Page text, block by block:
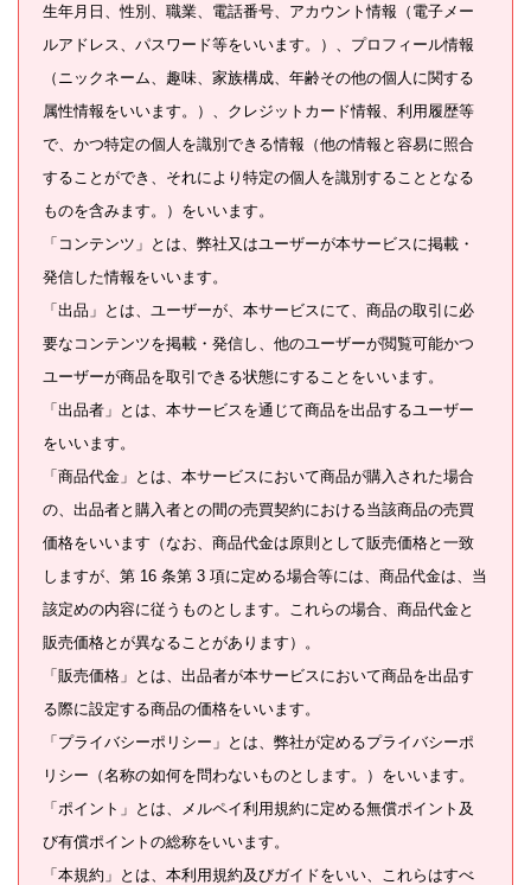
生年月日、性別、職業、電話番号、アカウント情報（電子メー
ルアドレス、パスワード等をいいます。）、プロフィール情報
（ニックネーム、趣味、家族構成、年齢その他の個人に関する
属性情報をいいます。）、クレジットカード情報、利用履歴等
で、かつ特定の個人を識別できる情報（他の情報と容易に照合
することができ、それにより特定の個人を識別することとなる
ものを含みます。）をいいます。
「コンテンツ」とは、弊社又はユーザーが本サービスに掲載・
発信した情報をいいます。
「出品」とは、ユーザーが、本サービスにて、商品の取引に必
要なコンテンツを掲載・発信し、他のユーザーが閲覧可能かつ
ユーザーが商品を取引できる状態にすることをいいます。
「出品者」とは、本サービスを通じて商品を出品するユーザー
をいいます。
「商品代金」とは、本サービスにおいて商品が購入された場合
の、出品者と購入者との間の売買契約における当該商品の売買
価格をいいます（なお、商品代金は原則として販売価格と一致
しますが、第 16 条第 3 項に定める場合等には、商品代金は、当
該定めの内容に従うものとします。これらの場合、商品代金と
販売価格とが異なることがあります）。
「販売価格」とは、出品者が本サービスにおいて商品を出品す
る際に設定する商品の価格をいいます。
「プライバシーポリシー」とは、弊社が定めるプライバシーポ
リシー（名称の如何を問わないものとします。）をいいます。
「ポイント」とは、メルペイ利用規約に定める無償ポイント及
び有償ポイントの総称をいいます。
「本規約」とは、本利用規約及びガイドをいい、これらはすべ